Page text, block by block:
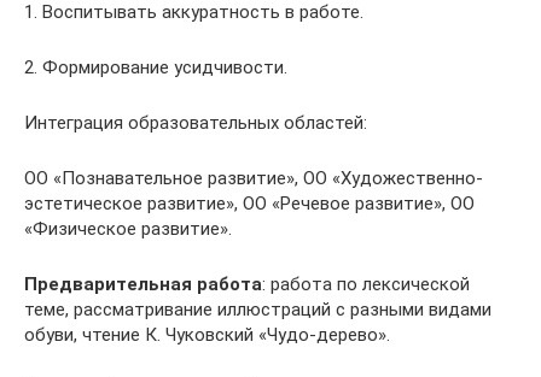
1. Воспитывать аккуратность в работе.
2. Формирование усидчивости.
Интеграция образовательных областей:
ОО «Познавательное развитие», ОО «Художественно-
эстетическое развитие», ОО «Речевое развитие», ОО
«Физическое развитие».
Предварительная работа: работа по лексической
теме, рассматривание иллюстраций с разными видами
обуви, чтение К. Чуковский «Чудо-дерево».